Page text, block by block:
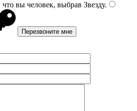
вы человек, выбрав Звезду.